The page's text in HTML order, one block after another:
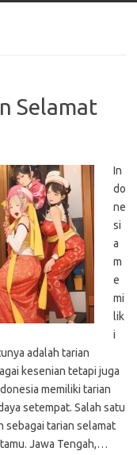
Selamat
In
do
ne
si
a
m
e
mi
lik
i
adalah tarian
kesenian tetapi juga
memiliki tarian
setempat. Salah satu
sebagai tarian selamat
Jawa Tengah,…